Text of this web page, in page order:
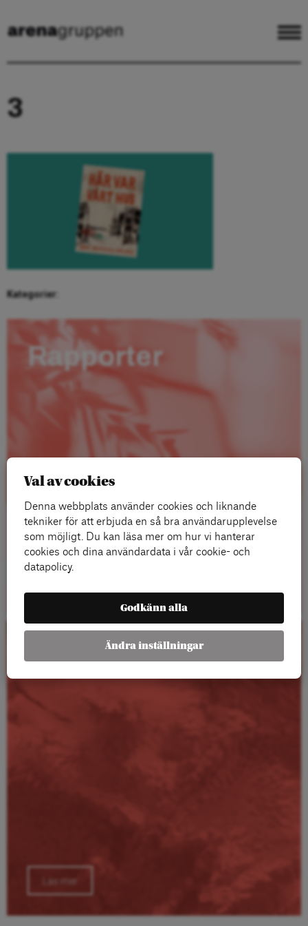
3
Kategorier:
Rapporter
Kalender
Läs mer
Val av cookies
Denna webbplats använder cookies och liknande
tekniker för att erbjuda en så bra användarupplevelse
som möjligt. Du kan läsa mer om hur vi hanterar
cookies och dina användardata i vår cookie- och
datapolicy.
Godkänn alla
Ändra inställningar